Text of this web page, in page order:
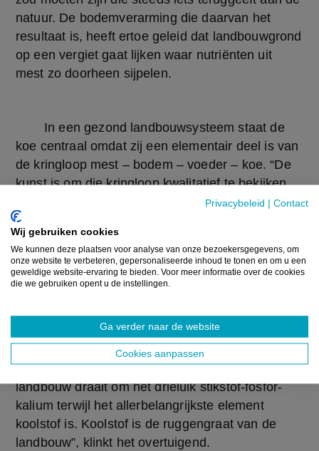
Privacybeleid | Contact
Wij gebruiken cookies
We kunnen deze plaatsen voor analyse van onze bezoekersgegevens, om
onze website te verbeteren, gepersonaliseerde inhoud te tonen en om u een
geweldige website-ervaring te bieden. Voor meer informatie over de cookies
die we gebruiken opent u de instellingen.
Ga verder naar de website
Cookies aanpassen
natuur. De bodemverarming die daarvan het
resultaat is, heeft ertoe geleid dat landbouwgrond
op een vergiet gaat lijken waar nutriënten uit
mest zo doorheen sijpelen.
koe centraal omdat zij een elementair deel is van
de kringloop mest – bodem – voeder – koe. “De
kunst is om die kringloop kwalitatief te bekijken
want de gangbare landbouw kent die kringloop
ook”, aldus d’ Hulster. Waarom kwalitatief?
“Omdat er ongeveer 330 miljoen micro-
organismen leven in het maagdarmkanaal van
een koe zodat je met kwalitatief goede mest van
opkrikken. Naast het stalmest van zo’n gezonde
koe is ook compost een uitgelezen manier om in
de bodem een evenwicht te bereiken tussen
koolstof en stikstof. “Nog steeds denken we dat
landbouw draait om het drieluik stikstof-fosfor-
kalium terwijl het allerbelangrijkste element
koolstof is. Koolstof is de ruggengraat van de
landbouw”, klinkt het overtuigend.